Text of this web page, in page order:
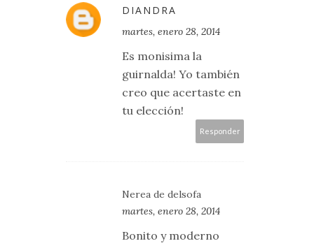
DIANDRA
martes, enero 28, 2014
Es monisima la
guirnalda! Yo también
creo que acertaste en
tu elección!
Responder
Nerea de delsofa
martes, enero 28, 2014
Bonito y moderno